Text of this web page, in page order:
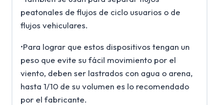
peatonales de flujos de ciclo usuarios o de
flujos vehiculares.
•Para lograr que estos dispositivos tengan un
peso que evite su fácil movimiento por el
viento, deben ser lastrados con agua o arena,
hasta 1/10 de su volumen es lo recomendado
por el fabricante.